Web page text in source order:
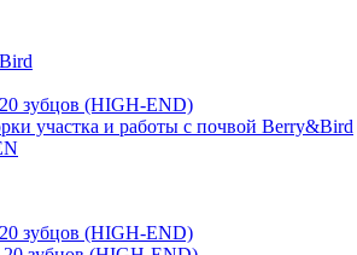
зубцов (HIGH-END)
участка и работы с почвой Berry&Bird
зубцов (HIGH-END)